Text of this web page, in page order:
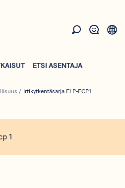
ETSI ASENTAJA
/ Irtikytkentäsarja ELP-ECP1